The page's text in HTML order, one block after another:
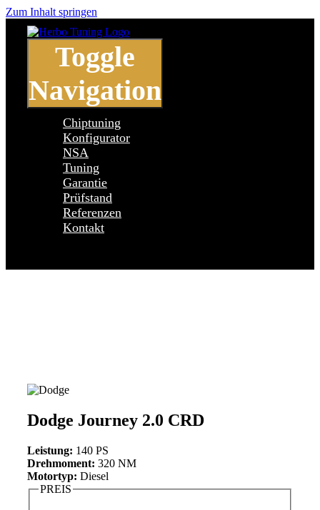
Zum Inhalt springen
Toggle
Navigation
Chiptuning
Konfigurator
NSA
Tuning
Garantie
Prüfstand
Referenzen
Kontakt
Dodge Journey 2.0 CRD
Leistung: 140 PS
Drehmoment: 320 NM
Motortyp: Diesel
PREIS